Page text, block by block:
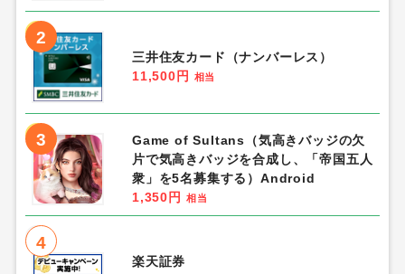
2
三井住友カード（ナンバーレス）
11,500円
相当
3
Game of Sultans（気高きバッジの欠
片で気高きバッジを合成し、「帝国五人
衆」を5名募集する）Android
1,350円
相当
4
楽天証券